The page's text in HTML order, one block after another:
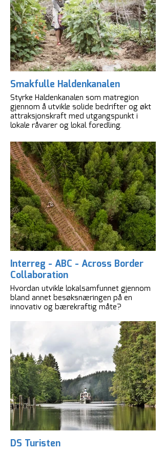
Smakfulle Haldenkanalen
Styrke Haldenkanalen som matregion
gjennom å utvikle solide bedrifter og økt
attraksjonskraft med utgangspunkt i
lokale råvarer og lokal foredling.
Interreg - ABC - Across Border
Collaboration
Hvordan utvikle lokalsamfunnet gjennom
bland annet besøksnæringen på en
innovativ og bærekraftig måte?
DS Turisten